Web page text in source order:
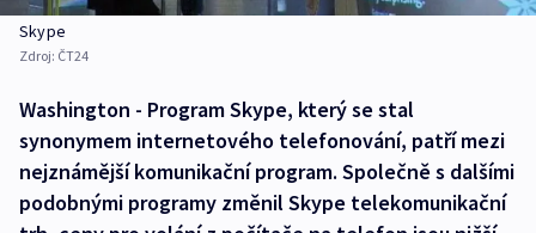
Skype
Zdroj: ČT24
Washington - Program Skype, který se stal
synonymem internetového telefonování, patří mezi
nejznámější komunikační program. Společně s dalšími
podobnými programy změnil Skype telekomunikační